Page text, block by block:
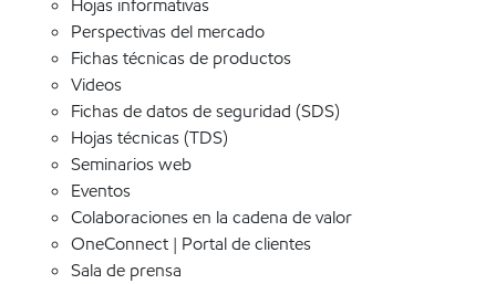
Hojas informativas
Perspectivas del mercado
Fichas técnicas de productos
Videos
Fichas de datos de seguridad (SDS)
Hojas técnicas (TDS)
Seminarios web
Eventos
Colaboraciones en la cadena de valor
OneConnect | Portal de clientes
Sala de prensa